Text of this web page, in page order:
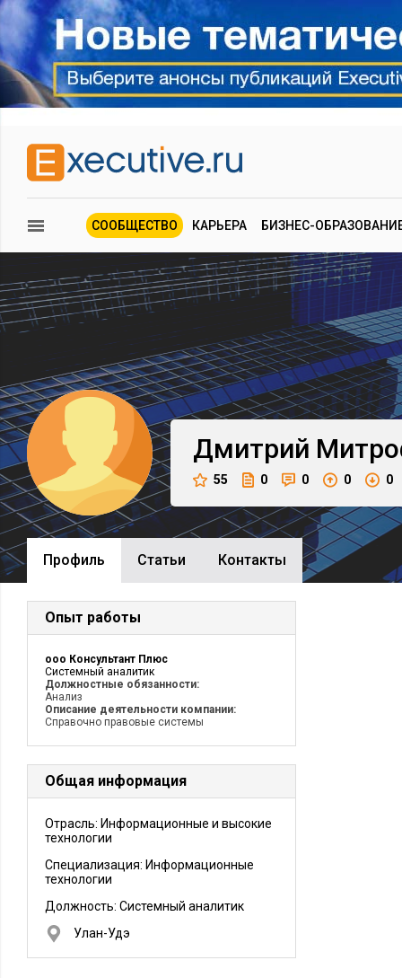
СООБЩЕСТВО КАРЬЕРА БИЗНЕС-
Дмитрий
55 0 0 0 0
Профиль Cтатьи Контакты
Опыт работы
ooo Консультант Плюс
Системный аналитик
Должностные обязанности:
Анализ
Описание деятельности компании:
Справочно правовые системы
Общая информация
Отрасль: Информационные и высокие
технологии
Специализация: Информационные
технологии
Должность: Системный аналитик
Улан-Удэ